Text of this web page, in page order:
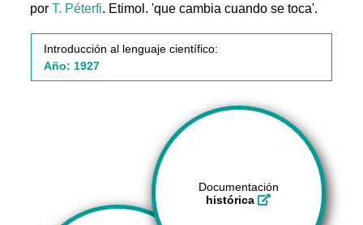
porT. Péterfi. Etimol. 'que cambia cuando se toca'.
Introducción al lenguaje científico:
Año: 1927
Documentación
histórica